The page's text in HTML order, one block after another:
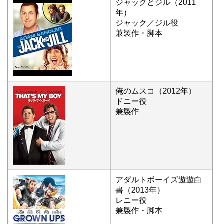
ジャックとジル（2011
年）
ジャック／ジル役
兼製作・脚本
俺のムスコ（2012年）
ドニー役
兼製作
アダルトボーイズ遊遊白
書（2013年）
レニー役
兼製作・脚本